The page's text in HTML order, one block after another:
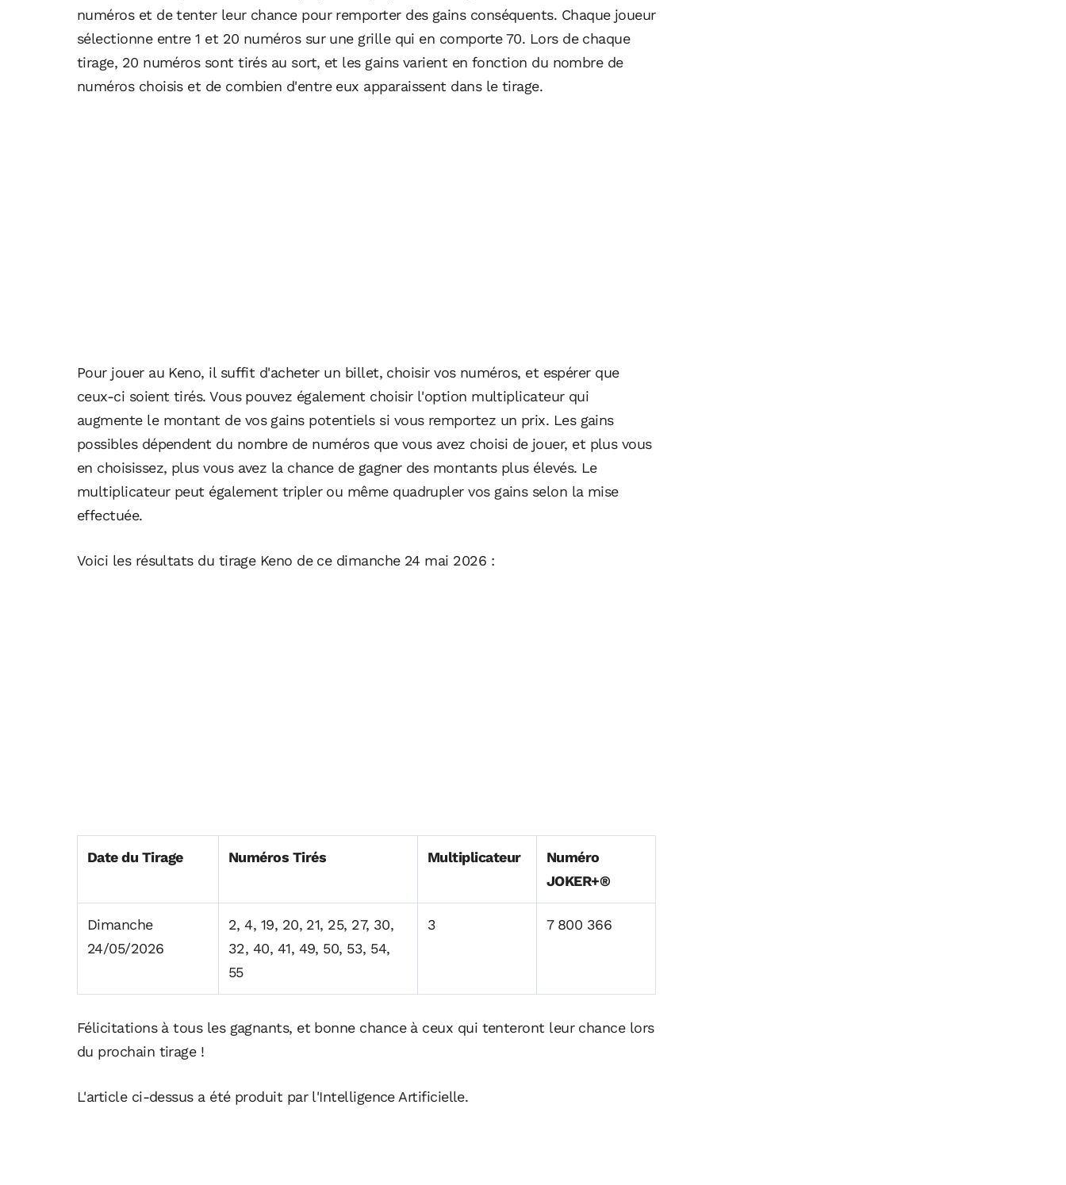
numéros et de tenter leur chance pour remporter des gains conséquents. Chaque joueur
sélectionne entre 1 et 20 numéros sur une grille qui en comporte 70. Lors de chaque
tirage, 20 numéros sont tirés au sort, et les gains varient en fonction du nombre de
numéros choisis et de combien d'entre eux apparaissent dans le tirage.
Pour jouer au Keno, il suffit d'acheter un billet, choisir vos numéros, et espérer que
ceux-ci soient tirés. Vous pouvez également choisir l'option multiplicateur qui
augmente le montant de vos gains potentiels si vous remportez un prix. Les gains
possibles dépendent du nombre de numéros que vous avez choisi de jouer, et plus vous
en choisissez, plus vous avez la chance de gagner des montants plus élevés. Le
multiplicateur peut également tripler ou même quadrupler vos gains selon la mise
effectuée.
Voici les résultats du tirage Keno de ce dimanche 24 mai 2026 :
Date du Tirage Numéros Tirés Multiplicateur
Numéro
JOKER+®
Dimanche
24/05/2026
2, 4, 19, 20, 21, 25, 27, 30,
32, 40, 41, 49, 50, 53, 54,
55
3 7 800 366
Félicitations à tous les gagnants, et bonne chance à ceux qui tenteront leur chance lors
du prochain tirage !
L'article ci-dessus a été produit par l'Intelligence Artificielle.